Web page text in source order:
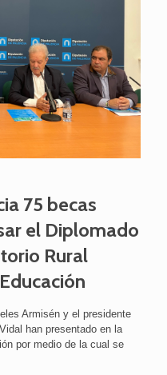
75 becas
el Diplomado
Rural
Armisén y el presidente
han presentado en la
por medio de la cual se